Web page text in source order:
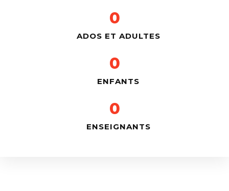
0
ADOS ET ADULTES
0
ENFANTS
0
ENSEIGNANTS